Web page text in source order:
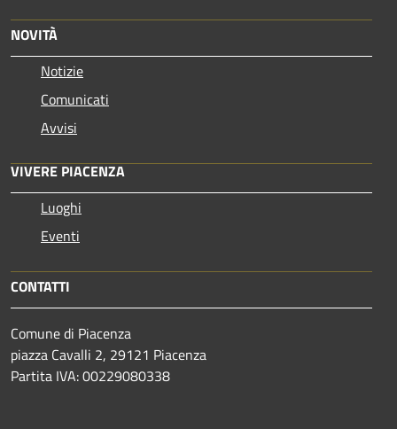
NOVITÀ
Notizie
Comunicati
Avvisi
VIVERE PIACENZA
Luoghi
Eventi
CONTATTI
Comune di Piacenza
piazza Cavalli 2, 29121 Piacenza
Partita IVA: 00229080338